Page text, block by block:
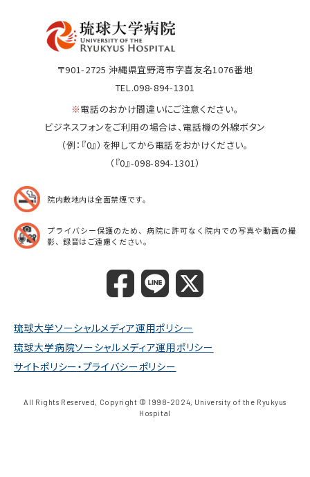
〒901-2725 沖縄県宜野湾市字喜友名1076番地
TEL.098-894-1301
※電話のおかけ間違いにご注意ください。
ビジネスフォンをご利用の場合は、電話機の外線ボタン
（例：『0』）を押してから電話をおかけください。
（『0』-098-894-1301）
院内敷地内は全面禁煙です。
プライバシー保護のため、病院に許可なく院内での写真や動画の撮
影、録音はご遠慮ください。
琉球大学ソーシャルメディア運用ポリシー
琉球大学病院ソーシャルメディア運用ポリシー
サイトポリシー・プライバシーポリシー
All Rights Reserved, Copyright © 1998-2024, University of the Ryukyus
Hospital